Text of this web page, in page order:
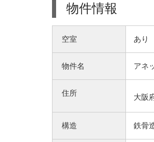
物件情報
空室 あり
物件名 アネ
住所 大阪
構造 鉄骨